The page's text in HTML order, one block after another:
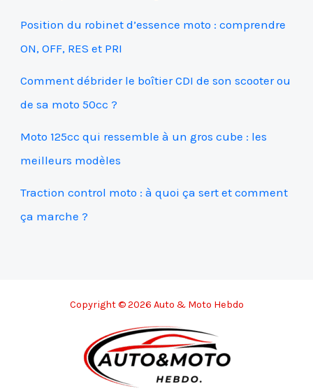
Position du robinet d’essence moto : comprendre
ON, OFF, RES et PRI
Comment débrider le boîtier CDI de son scooter ou
de sa moto 50cc ?
Moto 125cc qui ressemble à un gros cube : les
meilleurs modèles
Traction control moto : à quoi ça sert et comment
ça marche ?
Copyright © 2026 Auto & Moto Hebdo